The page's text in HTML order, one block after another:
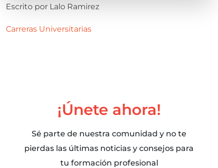
Escrito por Lalo Ramirez
Carreras Universitarias
¡Únete ahora!
Sé parte de nuestra comunidad y no te
pierdas las últimas noticias y consejos para
tu formación profesional